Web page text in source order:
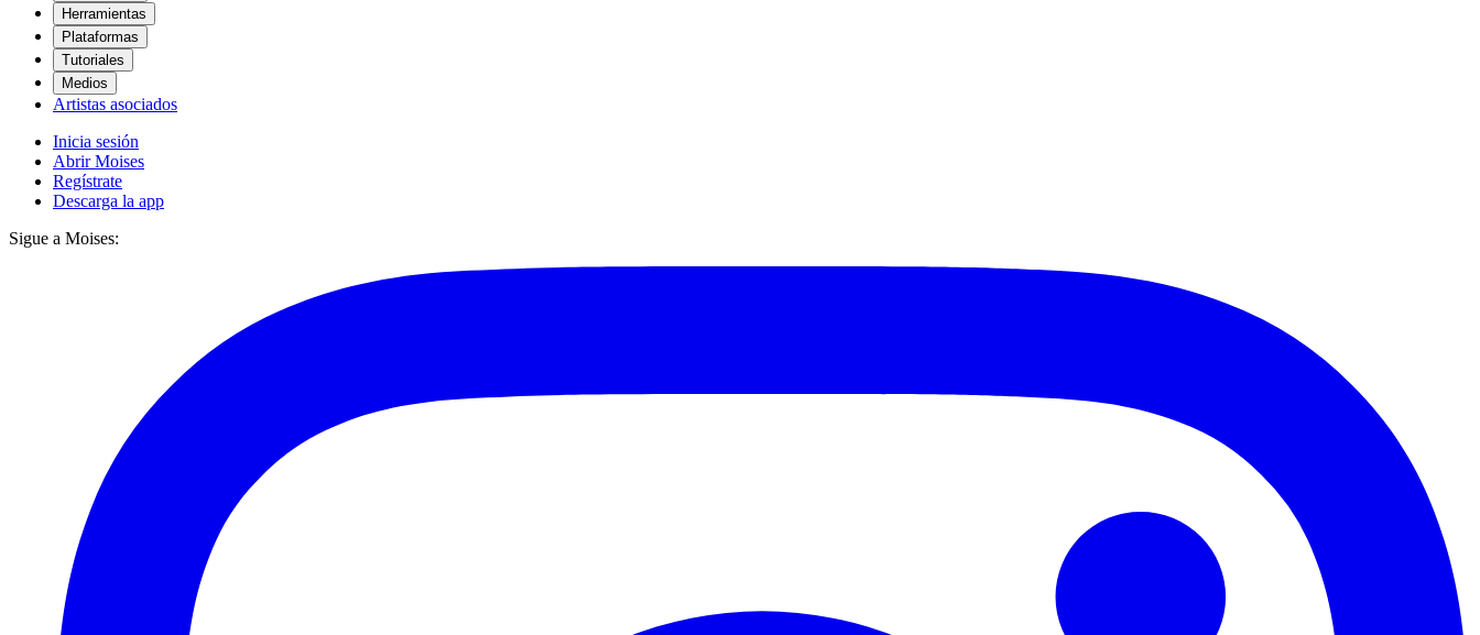
Herramientas
Plataformas
Tutoriales
Medios
Artistas asociados
Inicia sesión
Abrir Moises
Regístrate
Descarga la app
Sigue a Moises: